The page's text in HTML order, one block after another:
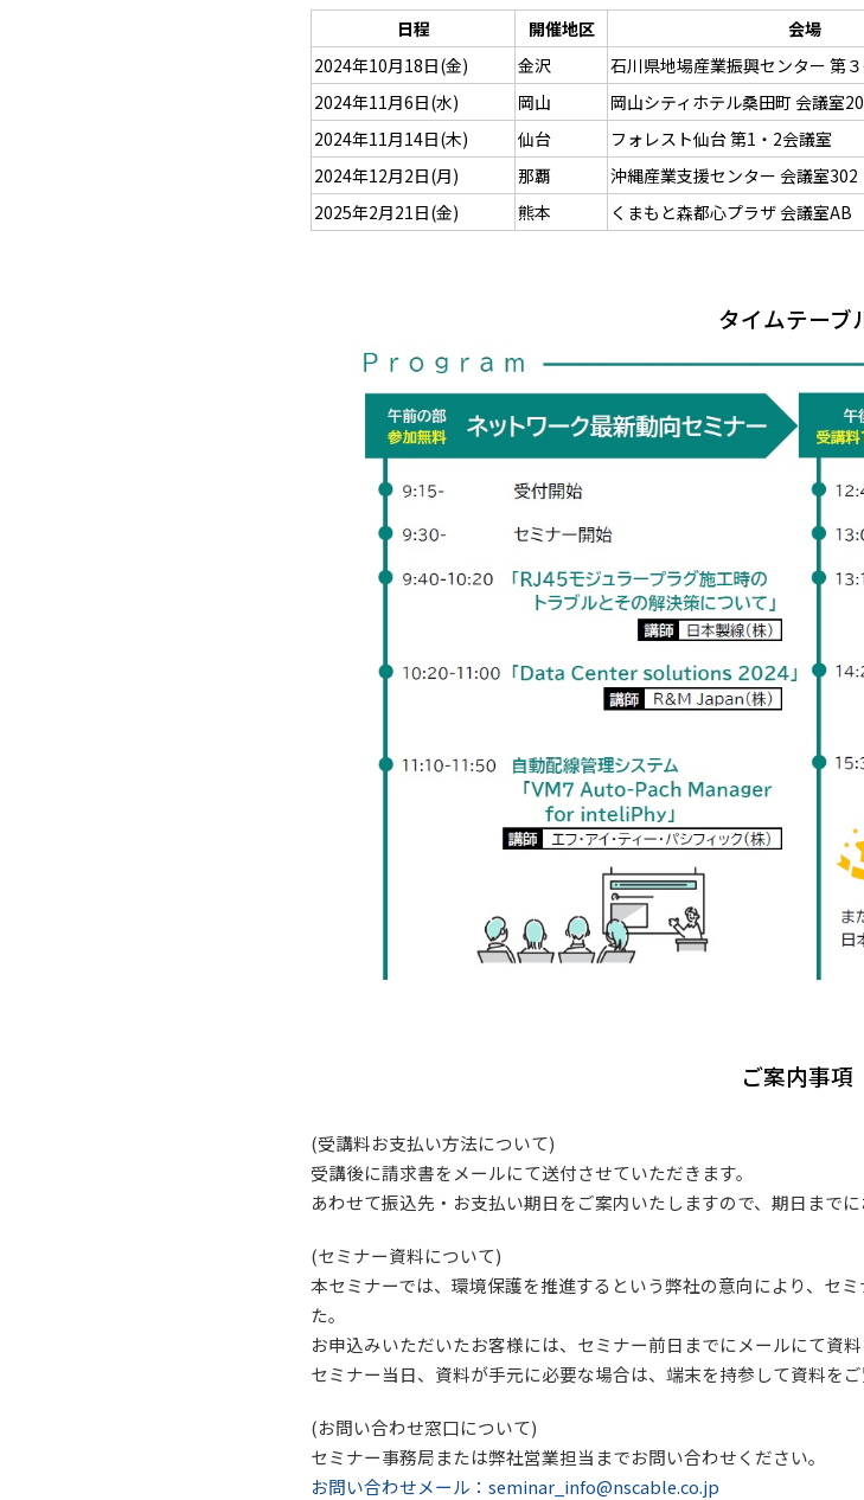
日程 開催地区 会場
2024年10月18日(金)
金沢 石川県地場産業振興センター 第
2024年11月6日(水)
岡山 岡山シティホテル桑田町 会議室
2024年11月14日(木)
仙台 フォレスト仙台 第1・2会議室
2024年12月2日(月)
那覇 沖縄産業支援センター 会議室302
2025年2月21日(金)
熊本 くまもと森都心プラザ 会議室AB
タイムテーブ
ご案内事項
(受講料お支払い方法について)
受講後に請求書をメールにて送付させていただきます。
あわせて振込先・お支払い期日をご案内いたしますので、期日まで
(セミナー資料について)
本セミナーでは、環境保護を推進するという弊社の意向により、セ
た。
お申込みいただいたお客様には、セミナー前日までにメールにて資料
セミナー当日、資料が手元に必要な場合は、端末を持参して資料をご
(お問い合わせ窓口について)
セミナー事務局または弊社営業担当までお問い合わせください。
お問い合わせメール：seminar_info@nscable.co.jp